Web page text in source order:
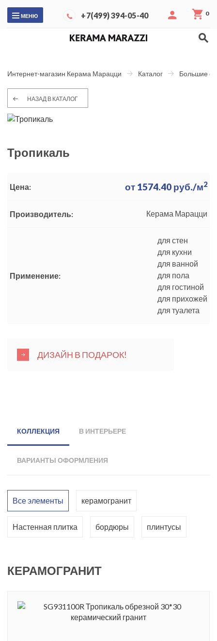
МЕНЮ +7(499) 394-05-40 0
Интернет-магазин Керама Марацци Каталог Большие
НАЗАД В КАТАЛОГ
Тропикаль
Цена: от 1574.40 руб./м2
Производитель: Керама Марацци
Применение:
для стен
для кухни
для ванной
для пола
для гостиной
для прихожей
для туалета
ДИЗАЙН В ПОДАРОК!
КОЛЛЕКЦИЯ В ИНТЕРЬЕРЕ
ВАРИАНТЫ ОФОРМЛЕНИЯ
Все элементы керамогранит
Настенная плитка бордюры плинтусы
КЕРАМОГРАНИТ